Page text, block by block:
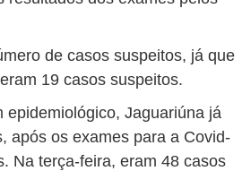
de casos suspeitos, já que
19 casos suspeitos.
epidemiológico, Jaguariúna já
após os exames para a Covid-
Na terça-feira, eram 48 casos